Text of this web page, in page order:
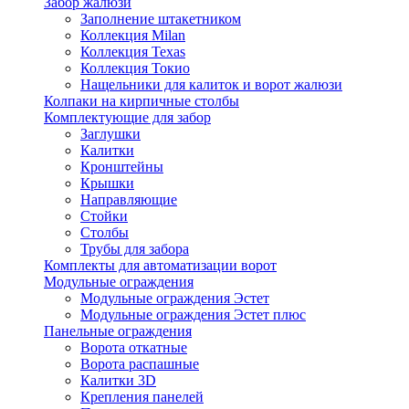
Заполнение штакетником
Коллекция Milan
Коллекция Texas
Коллекция Токио
Нащельники для калиток и ворот жалюзи
Колпаки на кирпичные столбы
Комплектующие для забор
Заглушки
Калитки
Кронштейны
Крышки
Направляющие
Стойки
Столбы
Трубы для забора
Комплекты для автоматизации ворот
Модульные ограждения
Модульные ограждения Эстет
Модульные ограждения Эстет плюс
Панельные ограждения
Ворота откатные
Ворота распашные
Калитки 3D
Крепления панелей